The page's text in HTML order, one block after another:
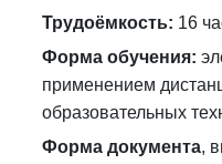
Трудоёмкость: 16
Форма обучения:
применением
образовательных
Форма документа,